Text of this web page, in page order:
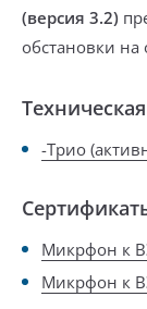
(версия 3.2)
обстановки на
-Трио
Микрфон к
Микрфон к